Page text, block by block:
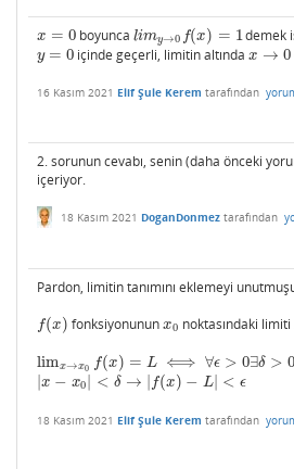
x = 0
x= 0 boyuncalimy→0 f(x) = 1
limy→0f (x)=1 demek
y = 0
y=0 içinde geçerli, limitin altında x → 0
x→0
16 Kasım 2021 Elif Şule Kerem tarafından
2. sorunun cevabı, senin (daha önceki
içeriyor.
18 Kasım 2021 DoganDonmez tarafından
Pardon, limitin tanımını eklemeyi
f(x)
f(x) fonksiyonununx0
x0 noktasındaki limiti
limx→x0 f(x) = L ⟺
limx→x0 (x)=L⟺ ∀ϵ > 0∃δ > 0
∀ϵ>0∃δ>0
x − x0 < δ → f(x) − L| < ϵ
|x −x0|< → |f( x)− |<ϵ
18 Kasım 2021 Elif Şule Kerem tarafından